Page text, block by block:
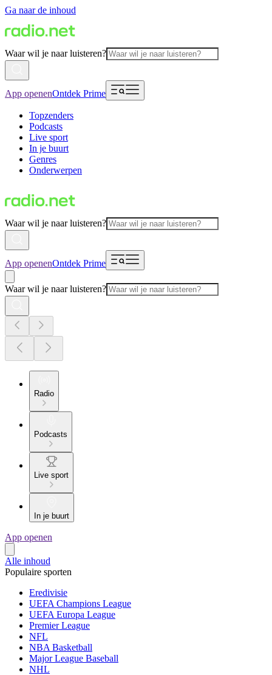
Ga naar de inhoud
Waar wil je naar luisteren?
App openenOntdek Prime
Topzenders
Podcasts
Live sport
In je buurt
Genres
Onderwerpen
Waar wil je naar luisteren?
App openenOntdek Prime
Waar wil je naar luisteren?
Radio
Podcasts
Live sport
In je buurt
App openen
Alle inhoud
Populaire sporten
Eredivisie
UEFA Champions League
UEFA Europa League
Premier League
NFL
NBA Basketball
Major League Baseball
NHL